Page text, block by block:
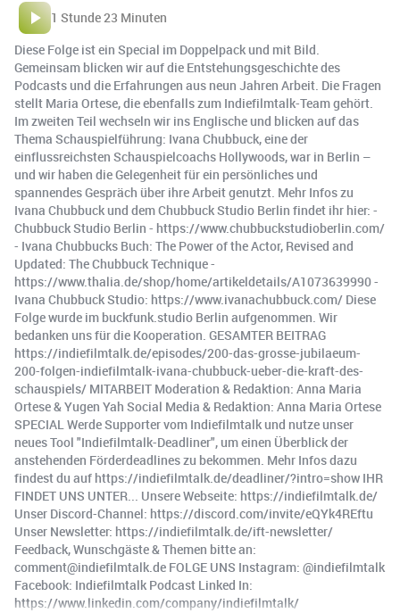
1 Stunde 23 Minuten
Diese Folge ist ein Special im Doppelpack und mit Bild.
Gemeinsam blicken wir auf die Entstehungsgeschichte des
Podcasts und die Erfahrungen aus neun Jahren Arbeit. Die Fragen
stellt Maria Ortese, die ebenfalls zum Indiefilmtalk-Team gehört.
Im zweiten Teil wechseln wir ins Englische und blicken auf das
Thema Schauspielführung: Ivana Chubbuck, eine der
einflussreichsten Schauspielcoachs Hollywoods, war in Berlin –
und wir haben die Gelegenheit für ein persönliches und
spannendes Gespräch über ihre Arbeit genutzt. Mehr Infos zu
Ivana Chubbuck und dem Chubbuck Studio Berlin findet ihr hier: -
Chubbuck Studio Berlin - https://www.chubbuckstudioberlin.com/
- Ivana Chubbucks Buch: The Power of the Actor, Revised and
Updated: The Chubbuck Technique -
https://www.thalia.de/shop/home/artikeldetails/A1073639990 -
Ivana Chubbuck Studio: https://www.ivanachubbuck.com/ Diese
Folge wurde im buckfunk.studio Berlin aufgenommen. Wir
bedanken uns für die Kooperation. GESAMTER BEITRAG
https://indiefilmtalk.de/episodes/200-das-grosse-jubilaeum-
200-folgen-indiefilmtalk-ivana-chubbuck-ueber-die-kraft-des-
schauspiels/ MITARBEIT Moderation & Redaktion: Anna Maria
Ortese & Yugen Yah Social Media & Redaktion: Anna Maria Ortese
SPECIAL Werde Supporter vom Indiefilmtalk und nutze unser
neues Tool "Indiefilmtalk-Deadliner", um einen Überblick der
anstehenden Förderdeadlines zu bekommen. Mehr Infos dazu
findest du auf https://indiefilmtalk.de/deadliner/?intro=show IHR
FINDET UNS UNTER... Unsere Webseite: https://indiefilmtalk.de/
Unser Discord-Channel: https://discord.com/invite/eQYk4REftu
Unser Newsletter: https://indiefilmtalk.de/ift-newsletter/
Feedback, Wunschgäste & Themen bitte an:
comment@indiefilmtalk.de FOLGE UNS Instagram: @indiefilmtalk
Facebook: Indiefilmtalk Podcast Linked In:
https://www.linkedin.com/company/indiefilmtalk/